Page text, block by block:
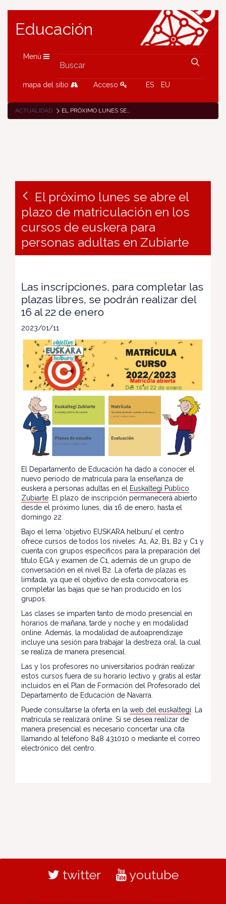
Educación
Menú
mapa del sitio Acceso ES EU
ACTUALIDAD EL PRÓXIMO LUNES SE ABRE EL PLAZO DE MATRICULACIÓN EN LOS CURSOS DE EUSKERA PARA PERSONAS ADULTAS EN ZUBIARTE
El próximo lunes se abre el
plazo de matriculación en los
cursos de euskera para
personas adultas en Zubiarte
Las inscripciones, para completar las
plazas libres, se podrán realizar del
16 al 22 de enero
2023/01/11
El Departamento de Educación ha dado a conocer el
nuevo periodo de matrícula para la enseñanza de
euskera a personas adultas en el
Euskaltegi Público
Zubiarte . El plazo de inscripción permanecerá abierto
desde el próximo lunes, día 16 de enero, hasta el
domingo 22.
Bajo el lema ‘objetivo EUSKARA helburu’ el centro
ofrece cursos de todos los niveles: A1, A2, B1, B2 y C1 y
cuenta con grupos específicos para la preparación del
título EGA y examen de C1, además de un grupo de
conversación en el nivel B2. La oferta de plazas es
limitada, ya que el objetivo de esta convocatoria es
completar las bajas que se han producido en los
grupos.
Las clases se imparten tanto de modo presencial en
horarios de mañana, tarde y noche y en modalidad
online. Además, la modalidad de autoaprendizaje
incluye una sesión para trabajar la destreza oral, la cual
se realiza de manera presencial.
Las y los profesores no universitarios podrán realizar
estos cursos fuera de su horario lectivo y gratis al estar
incluidos en el Plan de Formación del Profesorado del
Departamento de Educación de Navarra.
Puede consultarse la oferta en la web del euskaltegi . La
matrícula se realizará online. Si se desea realizar de
manera presencial es necesario concertar una cita
llamando al teléfono 848 431010 o mediante el correo
electrónico del centro.
twitter youtube